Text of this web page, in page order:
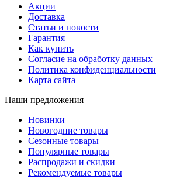
Акции
Доставка
Статьи и новости
Гарантия
Как купить
Согласие на обработку данных
Политика конфиденциальности
Карта сайта
Наши предложения
Новинки
Новогодние товары
Сезонные товары
Популярные товары
Распродажи и скидки
Рекомендуемые товары